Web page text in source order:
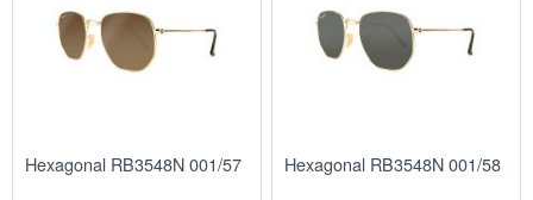
Hexagonal RB3548N 001/57 Hexagonal RB3548N 001/58